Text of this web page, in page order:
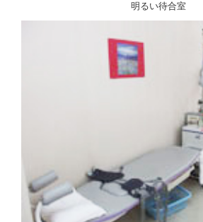
明るい待合室